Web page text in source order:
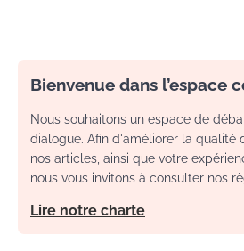
Bienvenue dans l’espace
Nous souhaitons un espace de
dialogue. Afin d'améliorer la qualité
nos articles, ainsi que votre
nous vous invitons à consulter nos
Lire notre charte